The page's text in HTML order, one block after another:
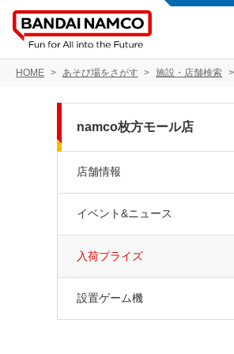
HOME あそび場をさがす 施設・店舗検索
namco枚方モール店
店舗情報
イベント&ニュース
入荷プライズ
設置ゲーム機